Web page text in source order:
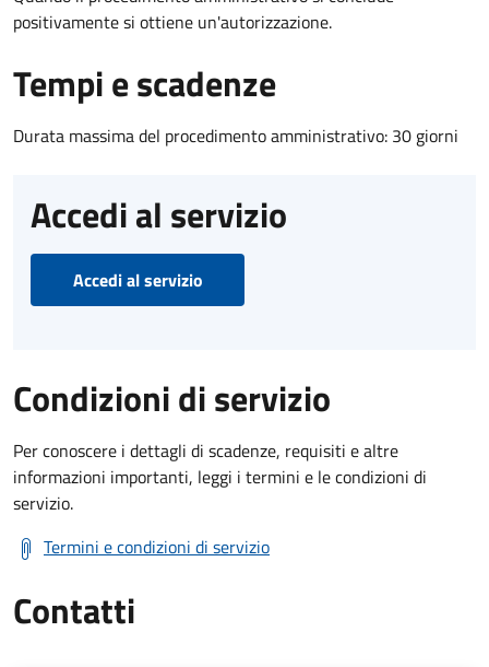
positivamente si ottiene un'autorizzazione.
Tempi e scadenze
Durata massima del procedimento amministrativo: 30 giorni
Accedi al servizio
Accedi al servizio
Condizioni di servizio
Per conoscere i dettagli di scadenze, requisiti e altre
informazioni importanti, leggi i termini e le condizioni di
servizio.
Termini e condizioni di servizio
Contatti